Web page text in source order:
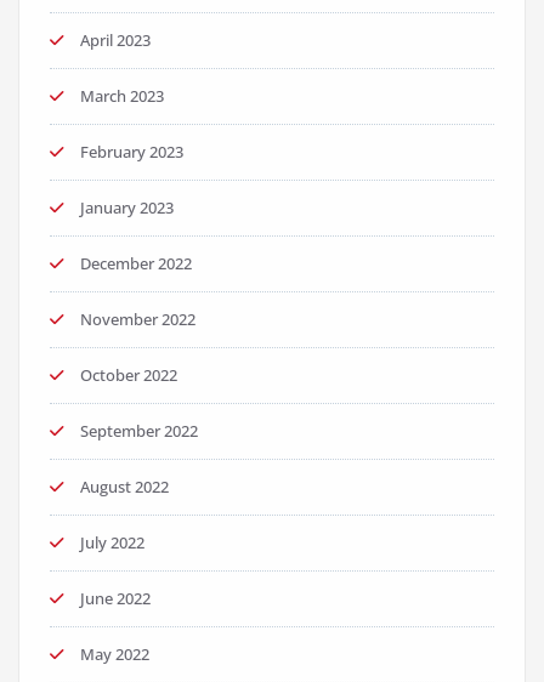
April 2023
March 2023
February 2023
January 2023
December 2022
November 2022
October 2022
September 2022
August 2022
July 2022
June 2022
May 2022